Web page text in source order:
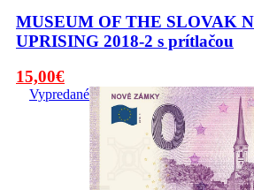
MUSEUM OF THE SLOVAK
UPRISING 2018-2 s prítlačou
Pôvodná
cena
15,00€Aktuálna
cena
15,00€.
Vypredané